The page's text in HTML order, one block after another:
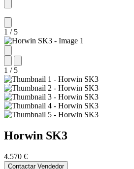
1 / 5
1 / 5
Horwin SK3
4.570 €
Contactar Vendedor